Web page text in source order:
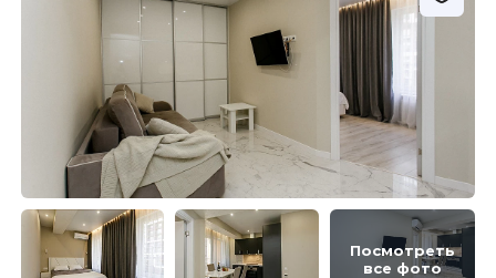
Посмотреть
все фото